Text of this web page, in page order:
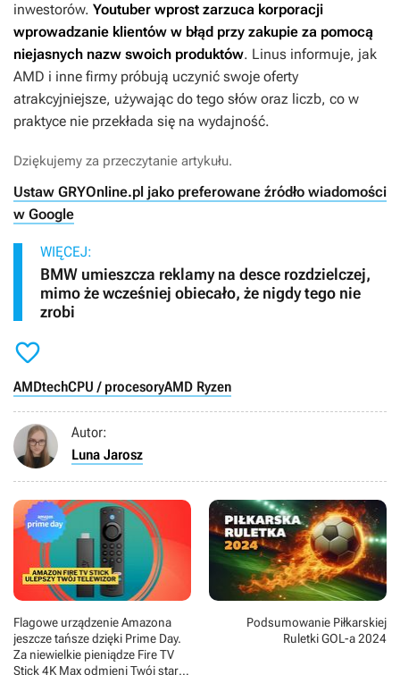
inwestorów. Youtuber wprost zarzuca korporacji
wprowadzanie klientów w błąd przy zakupie za pomocą
niejasnych nazw swoich produktów. Linus informuje, jak
AMD i inne firmy próbują uczynić swoje oferty
atrakcyjniejsze, używając do tego słów oraz liczb, co w
praktyce nie przekłada się na wydajność.
Dziękujemy za przeczytanie artykułu.
Ustaw GRYOnline.pl jako preferowane źródło wiadomości
w Google
WIĘCEJ:
BMW umieszcza reklamy na desce rozdzielczej,
mimo że wcześniej obiecało, że nigdy tego nie
zrobi

AMDtechCPU / procesoryAMD Ryzen
Autor:
Luna Jarosz
Flagowe urządzenie Amazona
jeszcze tańsze dzięki Prime Day.
Za niewielkie pieniądze Fire TV
Stick 4K Max odmieni Twój stary
Podsumowanie Piłkarskiej
Ruletki GOL-a 2024